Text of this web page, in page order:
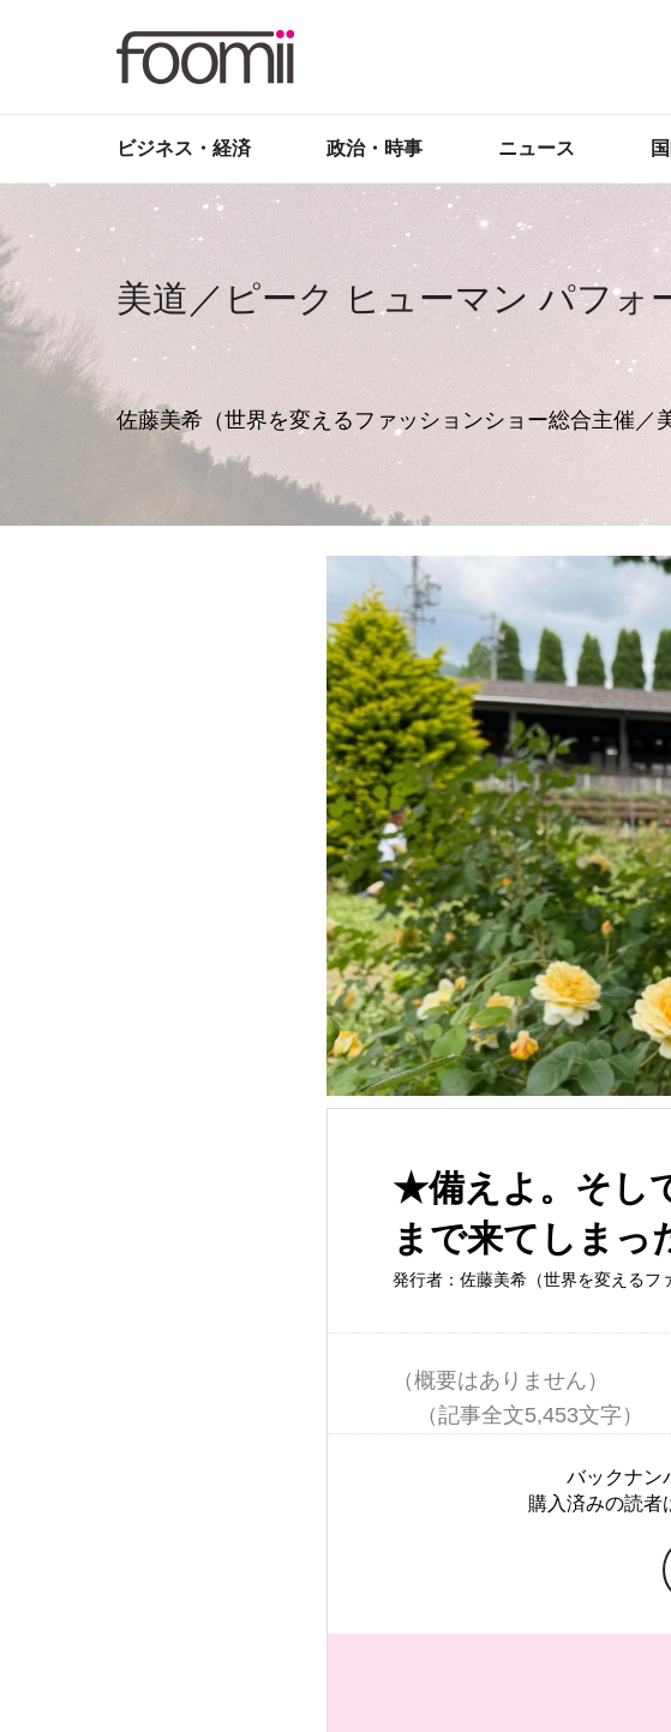
ビジネス・経済 政治・時事 ニュース
美道／ピーク ヒューマン パフォ
佐藤美希（世界を変えるファッションショー総合主催／
★備えよ。そし
まで来てしま
発行者：佐藤美希（世界を変えるフ
（概要はありません）
バックナン
購入済みの読者